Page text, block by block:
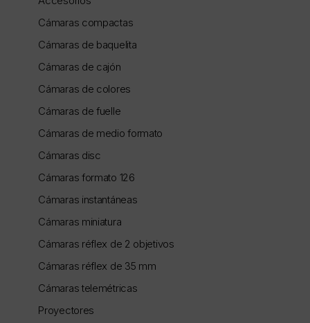
Cámaras compactas
Cámaras de baquelita
Cámaras de cajón
Cámaras de colores
Cámaras de fuelle
Cámaras de medio formato
Cámaras disc
Cámaras formato 126
Cámaras instantáneas
Cámaras miniatura
Cámaras réflex de 2 objetivos
Cámaras réflex de 35 mm
Cámaras telemétricas
Proyectores